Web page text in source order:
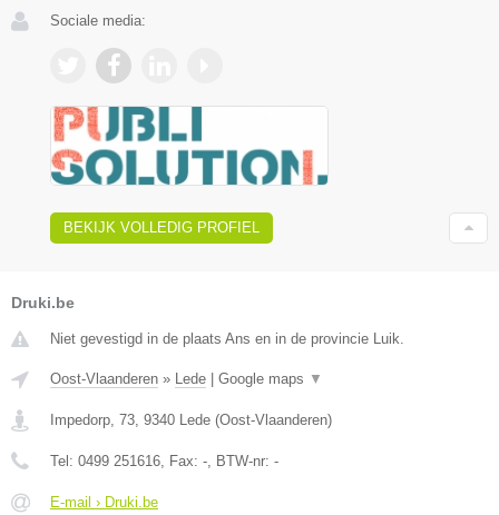
Sociale media:
BEKIJK VOLLEDIG PROFIEL
Druki.be
Niet gevestigd in de plaats Ans en in de provincie Luik.
Oost-Vlaanderen » Lede Google maps ▼
Impedorp, 73, 9340 Lede (Oost-Vlaanderen)
Tel: 0499 251616, Fax: -, BTW-nr: -
E-mail › Druki.be